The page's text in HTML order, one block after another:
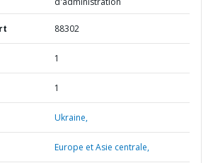
88302
1
1
Ukraine,
Europe et Asie centrale,